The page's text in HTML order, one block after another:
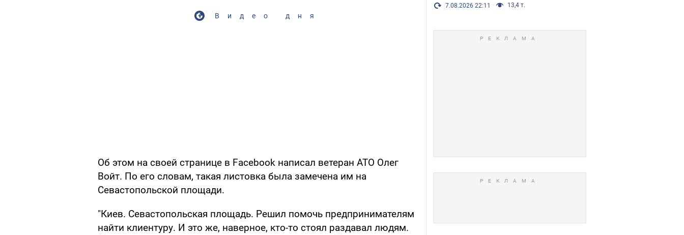
Видео дня
Об этом на своей странице в Facebook написал ветеран АТО Олег
Войт. По его словам, такая листовка была замечена им на
Севастопольской площади.
"Киев. Севастопольская площадь. Решил помочь предпринимателям
найти клиентуру. И это же, наверное, кто-то стоял раздавал людям.
Фото7.08.2026 22:11 13,4 т.